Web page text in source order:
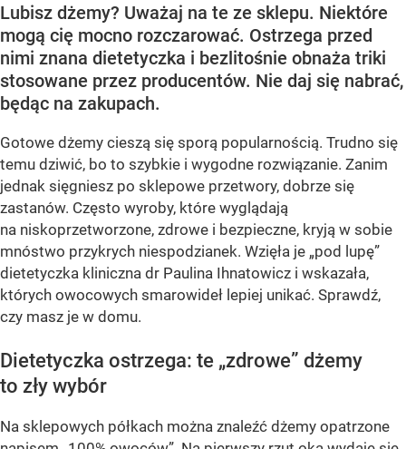
Lubisz dżemy? Uważaj na te ze sklepu. Niektóre
mogą cię mocno rozczarować. Ostrzega przed
nimi znana dietetyczka i bezlitośnie obnaża triki
stosowane przez producentów. Nie daj się nabrać,
będąc na zakupach.
Gotowe dżemy cieszą się sporą popularnością. Trudno się
temu dziwić, bo to szybkie i wygodne rozwiązanie. Zanim
jednak sięgniesz po sklepowe przetwory, dobrze się
zastanów. Często wyroby, które wyglądają
na niskoprzetworzone, zdrowe i bezpieczne, kryją w sobie
mnóstwo przykrych niespodzianek. Wzięła je „pod lupę”
dietetyczka kliniczna dr Paulina Ihnatowicz i wskazała,
których owocowych smarowideł lepiej unikać. Sprawdź,
czy masz je w domu.
Dietetyczka ostrzega: te „zdrowe” dżemy
to zły wybór
Na sklepowych półkach można znaleźć dżemy opatrzone